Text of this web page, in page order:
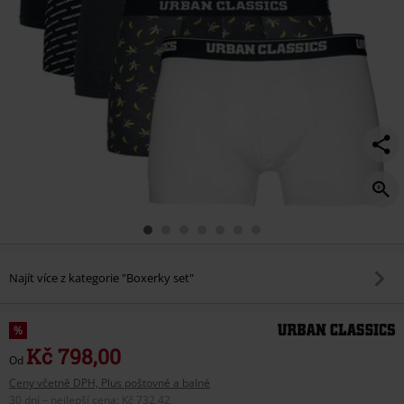
Najít více z kategorie "Boxerky set"
%
Od Kč 798,00
Ceny včetně DPH, Plus poštovné a balné
30 dní – nejlepší cena
Kč 732,42